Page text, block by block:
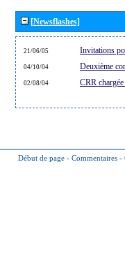
[Newsflashes]
21/06/05 Invitations
04/10/04 Deuxième
02/08/04 CRR
Début de page - Commentaires -